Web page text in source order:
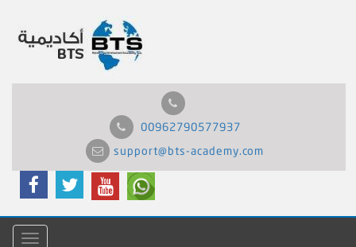
00962790577937
support@bts-academy.com
Menu